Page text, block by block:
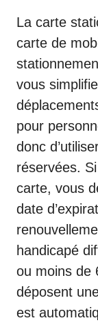
La carte
carte de
vous
pour
donc
réservées.
carte, vous
date
handicapé
ou moins de
déposent
est